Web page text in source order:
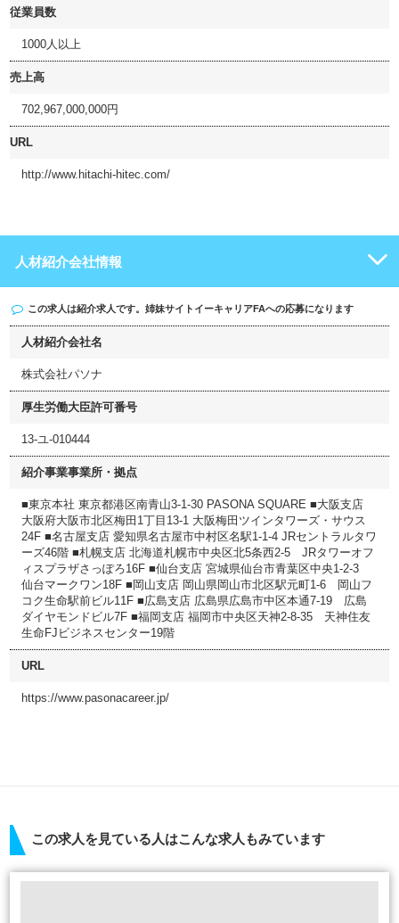
従業員数
1000人以上
売上高
702,967,000,000円
URL
http://www.hitachi-hitec.com/
人材紹介会社情報
この求人は紹介求人です。姉妹サイト イーキャリアFAへの応募になります
人材紹介会社名
株式会社パソナ
厚生労働大臣許可番号
13-ユ-010444
紹介事業事業所・拠点
■東京本社 東京都港区南青山3-1-30 PASONA SQUARE ■大阪支店
大阪府大阪市北区梅田1丁目13-1 大阪梅田ツインタワーズ・サウス
24F ■名古屋支店 愛知県名古屋市中村区名駅1-1-4 JRセントラルタワ
ーズ46階 ■札幌支店 北海道札幌市中央区北5条西2-5 JRタワーオフ
ィスプラザさっぽろ16F ■仙台支店 宮城県仙台市青葉区中央1-2-3
仙台マークワン18F ■岡山支店 岡山県岡山市北区駅元町1-6 岡山フ
コク生命駅前ビル11F ■広島支店 広島県広島市中区本通7-19 広島
ダイヤモンドビル7F ■福岡支店 福岡市中央区天神2-8-35 天神住友
生命FJビジネスセンター19階
URL
https://www.pasonacareer.jp/
この求人を見ている人はこんな求人もみています